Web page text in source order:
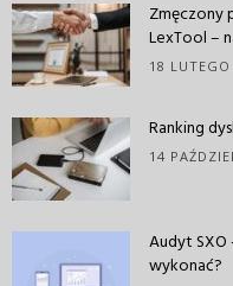
Zmęczony
LexTool –
18
Ranking
14
Audyt
wykonać?